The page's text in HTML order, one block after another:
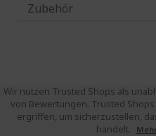
Zubehör
Wir nutzen Trusted Shops als
von Bewertungen. Trusted
ergriffen, um sicherzustellen,
handelt.